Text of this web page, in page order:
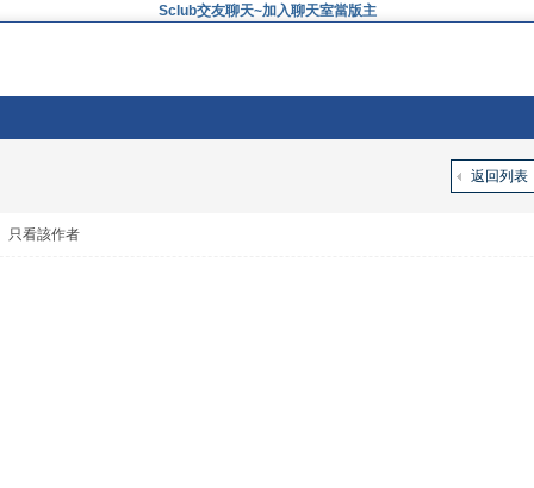
Sclub交友聊天~加入聊天室當版主
返回列表
只看該作者